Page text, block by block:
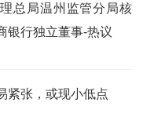
总局温州监管分局核
银行独立董事-热议
紧张，或现小低点